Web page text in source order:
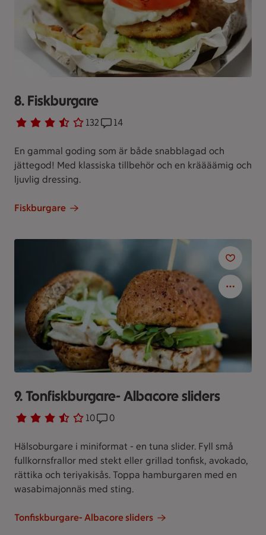
8. Fiskburgare
Betyg 3.3 av 5. 132
132 personer har röstatReceptet har 14 kommentarer
14
En gammal goding som är både snabblagad och
jättegod! Med klassiska tillbehör och en kräääämig och
ljuvlig dressing.
Fiskburgare
9. Tonfiskburgare- Albacore sliders
Betyg 3.5 av 5. 10
10 personer har röstatReceptet har 0 kommentarer
0
Hälsoburgare i miniformat - en tuna slider. Fyll små
fullkornsfrallor med stekt eller grillad tonfisk, avokado,
rättika och teriyakisås. Toppa hamburgaren med en
wasabimajonnäs med sting.
Tonfiskburgare- Albacore sliders